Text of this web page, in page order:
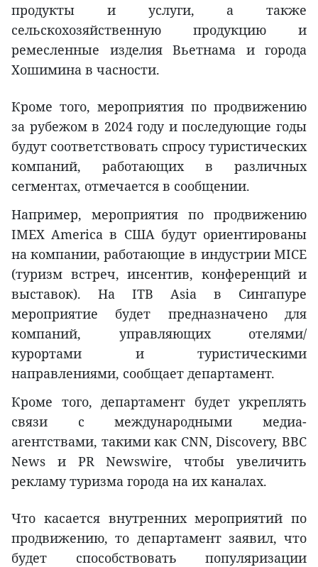
продукты и услуги, а также
сельскохозяйственную продукцию и
ремесленные изделия Вьетнама и города
Хошимина в часности.
Кроме того, мероприятия по продвижению
за рубежом в 2024 году и последующие годы
будут соответствовать спросу туристических
компаний, работающих в различных
сегментах, отмечается в сообщении.
Например, мероприятия по продвижению
IMEX America в США будут ориентированы
на компании, работающие в индустрии MICE
(туризм встреч, инсентив, конференций и
выставок). На ITB Asia в Сингапуре
мероприятие будет предназначено для
компаний, управляющих отелями/
курортами и туристическими
направлениями, сообщает департамент.
Кроме того, департамент будет укреплять
связи с международными медиа-
агентствами, такими как CNN, Discovery, BBC
News и PR Newswire, чтобы увеличить
рекламу туризма города на их каналах.
Что касается внутренних мероприятий по
продвижению, то департамент заявил, что
будет способствовать популяризации